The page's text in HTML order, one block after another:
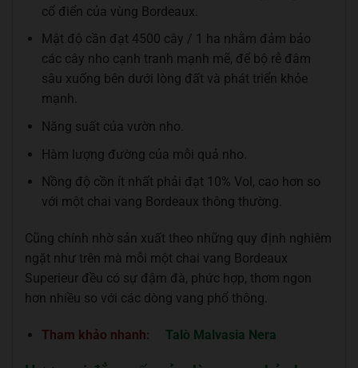
cổ điển của vùng Bordeaux.
Mật độ cần đạt 4500 cây / 1 ha nhằm đảm bảo
các cây nho cạnh tranh mạnh mẽ, để bộ rễ đâm
sâu xuống bên dưới lòng đất và phát triển khỏe
mạnh.
Năng suất của vườn nho.
Hàm lượng đường của mỗi quả nho.
Nồng độ cồn ít nhất phải đạt 10% Vol, cao hơn so
với một chai vang Bordeaux thông thường.
Cũng chính nhờ sản xuất theo những quy định nghiêm
ngặt như trên mà mỗi một chai vang Bordeaux
Superieur đều có sự đậm đà, phức hợp, thơm ngon
hơn nhiều so với các dòng vang phổ thông.
Tham khảo nhanh: Talò Malvasia Nera